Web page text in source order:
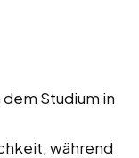
Studium in
während